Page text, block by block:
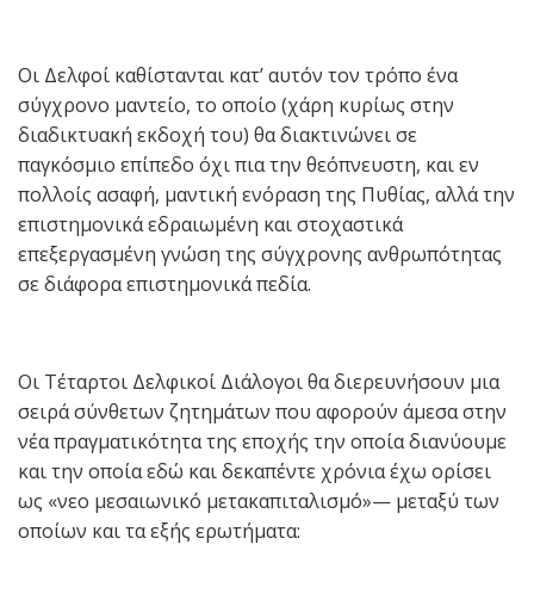
Οι Δελφοί καθίστανται κατ’ αυτόν τον τρόπο ένα
σύγχρονο μαντείο, το οποίο (χάρη κυρίως στην
διαδικτυακή εκδοχή του) θα διακτινώνει σε
παγκόσμιο επίπεδο όχι πια την θεόπνευστη, και εν
πολλοίς ασαφή, μαντική ενόραση της Πυθίας, αλλά την
επιστημονικά εδραιωμένη και στοχαστικά
επεξεργασμένη γνώση της σύγχρονης ανθρωπότητας
σε διάφορα επιστημονικά πεδία.
Οι Τέταρτοι Δελφικοί Διάλογοι θα διερευνήσουν μια
σειρά σύνθετων ζητημάτων που αφορούν άμεσα στην
νέα πραγματικότητα της εποχής την οποία διανύουμε
και την οποία εδώ και δεκαπέντε χρόνια έχω ορίσει
ως «νεο μεσαιωνικό μετακαπιταλισμό»— μεταξύ των
οποίων και τα εξής ερωτήματα: